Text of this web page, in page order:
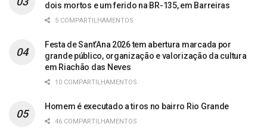
dois mortos e um ferido na BR-135, em Barreiras
5 COMPARTILHAMENTOS
Festa de Sant’Ana 2026 tem abertura marcada por
grande público, organização e valorização da cultura
em Riachão das Neves
10 COMPARTILHAMENTOS
Homem é executado a tiros no bairro Rio Grande
46 COMPARTILHAMENTOS